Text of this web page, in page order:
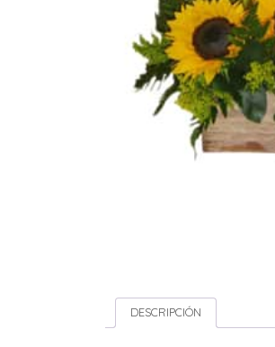
DESCRIPCIÓN